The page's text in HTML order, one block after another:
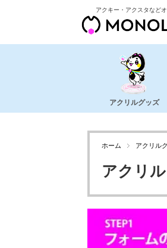
アクキー・アクスタなど
アクリルグッズ
ホーム アクリル
アクリ